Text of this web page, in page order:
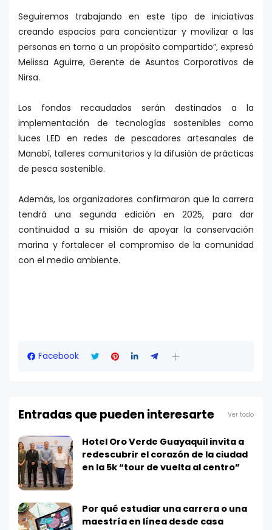
Seguiremos trabajando en este tipo de iniciativas
creando espacios para concientizar y movilizar a las
personas en torno a un propósito compartido”, expresó
Melissa Aguirre, Gerente de Asuntos Corporativos de
Nirsa.
Los fondos recaudados serán destinados a la
implementación de tecnologías sostenibles como
luces LED en redes de pescadores artesanales de
Manabí, talleres comunitarios y la difusión de prácticas
de pesca sostenible.
Además, los organizadores confirmaron que la carrera
tendrá una segunda edición en 2025, para dar
continuidad a su misión de apoyar la conservación
marina y fortalecer el compromiso de la comunidad
con el medio ambiente.
Facebook
Entradas que pueden interesarte Ver todo
Hotel Oro Verde Guayaquil invita a
redescubrir el corazón de la ciudad
en la 5k “tour de vuelta al centro”
Por qué estudiar una carrera o una
maestría en línea desde casa